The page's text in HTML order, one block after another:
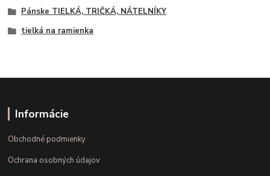
Pánske TIELKÁ, TRIČKÁ, NÁTELNÍKY
tielká na ramienka
Informácie
Obchodné podmienky
Ochrana osobných údajov